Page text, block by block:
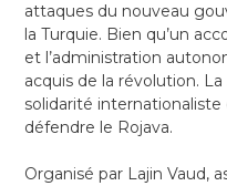
attaques du nouveau
la Turquie. Bien qu’un
et l’administration
acquis de la révolution.
solidarité
défendre le Rojava.
Organisé par Lajin Vaud,